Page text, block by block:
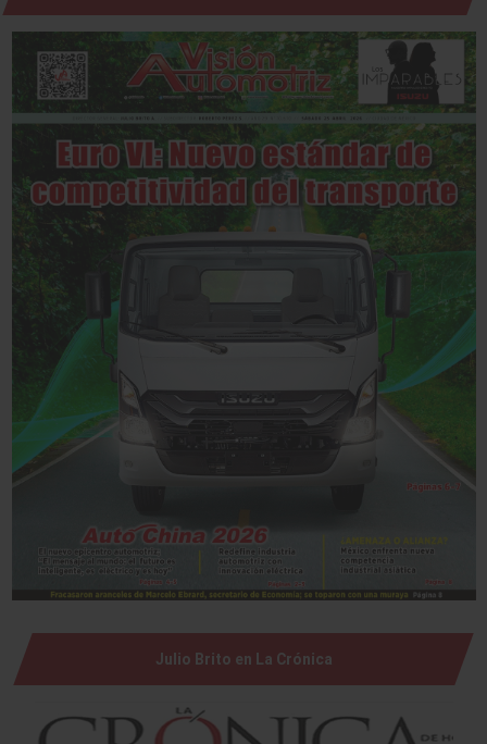
Julio Brito en La Crónica